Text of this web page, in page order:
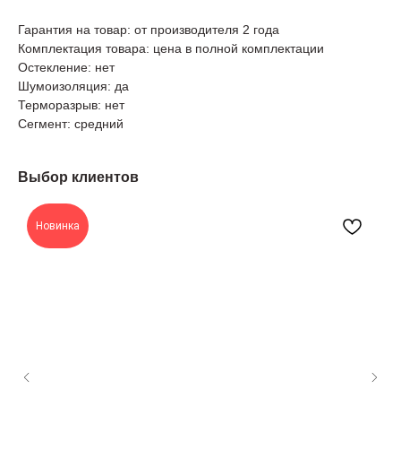
Гарантия на товар: от производителя 2 года
Комплектация товара: цена в полной комплектации
Остекление: нет
Шумоизоляция: да
Терморазрыв: нет
Сегмент: средний
Выбор клиентов
Новинка